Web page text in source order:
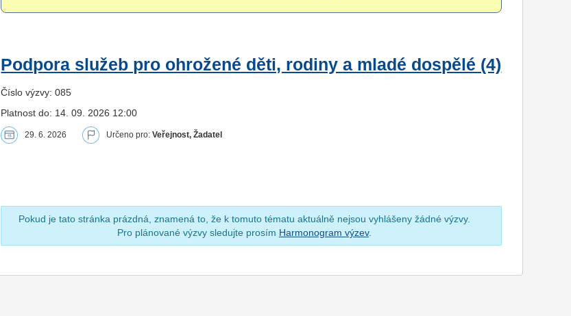
Podpora služeb pro ohrožené děti, rodiny a mladé dospělé (4)
Číslo výzvy: 085
Platnost do: 14. 09. 2026 12:00
29. 6. 2026 Určeno pro:Veřejnost, Žadatel
Pokud je tato stránka prázdná, znamená to, že k tomuto tématu aktuálně nejsou vyhlášeny žádné výzvy.
Pro plánované výzvy sledujte prosím Harmonogram výzev.